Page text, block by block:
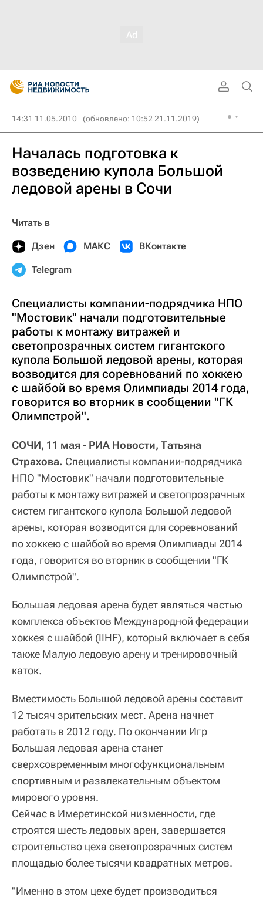
14:31 11.05.2010 (обновлено: 10:52 21.11.2019)
Началась подготовка к
возведению купола Большой
ледовой арены в Сочи
Читать в
Дзен МАКС ВКонтакте
Telegram
Специалисты компании-подрядчика НПО
"Мостовик" начали подготовительные
работы к монтажу витражей и
светопрозрачных систем гигантского
купола Большой ледовой арены, которая
возводится для соревнований по хоккею
с шайбой во время Олимпиады 2014 года,
говорится во вторник в сообщении "ГК
Олимпстрой".
СОЧИ, 11 мая - РИА Новости, Татьяна
Страхова. Специалисты компании-подрядчика
НПО "Мостовик" начали подготовительные
работы к монтажу витражей и светопрозрачных
систем гигантского купола Большой ледовой
арены, которая возводится для соревнований
по хоккею с шайбой во время Олимпиады 2014
года, говорится во вторник в сообщении "ГК
Олимпстрой".
Большая ледовая арена будет являться частью
комплекса объектов Международной федерации
хоккея с шайбой (IIHF), который включает в себя
также Малую ледовую арену и тренировочный
каток.
Вместимость Большой ледовой арены составит
12 тысяч зрительских мест. Арена начнет
работать в 2012 году. По окончании Игр
Большая ледовая арена станет
сверхсовременным многофункциональным
спортивным и развлекательным объектом
мирового уровня.
Сейчас в Имеретинской низменности, где
строятся шесть ледовых арен, завершается
строительство цеха светопрозрачных систем
площадью более тысячи квадратных метров.
"Именно в этом цехе будет производиться